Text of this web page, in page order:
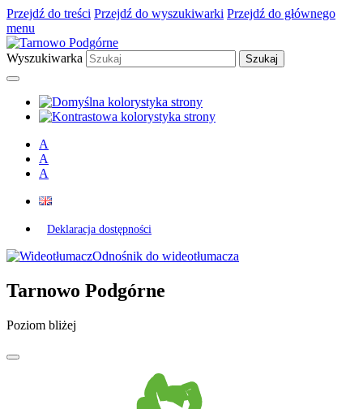
Przejdź do treści Przejdź do wyszukiwarki Przejdź do głównego
menu
Wyszukiwarka
A
A
A
Deklaracja dostępności
Odnośnik do wideotłumacza
Tarnowo Podgórne
Poziom bliżej